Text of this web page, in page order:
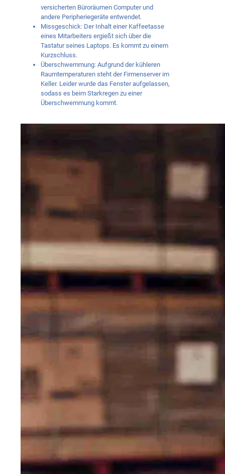
versicherten Büroräumen Computer und
andere Peripheriegeräte entwendet.
Missgeschick: Der Inhalt einer Kaffeetasse
eines Mitarbeiters ergießt sich über die
Tastatur seines Laptops. Es kommt zu einem
Kurzschluss.
Überschwemmung: Aufgrund der kühleren
Raumtemperaturen steht der Firmenserver im
Keller. Leider wurde das Fenster aufgelassen,
sodass es beim Starkregen zu einer
Überschwemmung kommt.